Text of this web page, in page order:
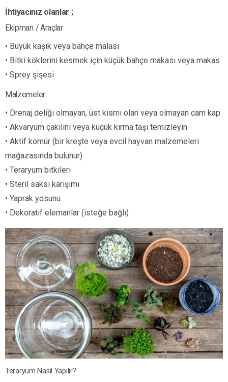
İhtiyacınız olanlar ;
Ekipman / Araçlar
• Büyük kaşık veya bahçe malası
• Bitki köklerini kesmek için küçük bahçe makası veya makas
• Sprey şişesi
Malzemeler
• Drenaj deliği olmayan, üst kısmı olan veya olmayan cam kap
• Akvaryum çakılını veya küçük kırma taşı temizleyin
• Aktif kömür (bir kreşte veya evcil hayvan malzemeleri
mağazasında bulunur)
• Teraryum bitkileri
• Steril saksı karışımı
• Yaprak yosunu
• Dekoratif elemanlar (isteğe bağlı)
Teraryum Nasıl Yapılır?